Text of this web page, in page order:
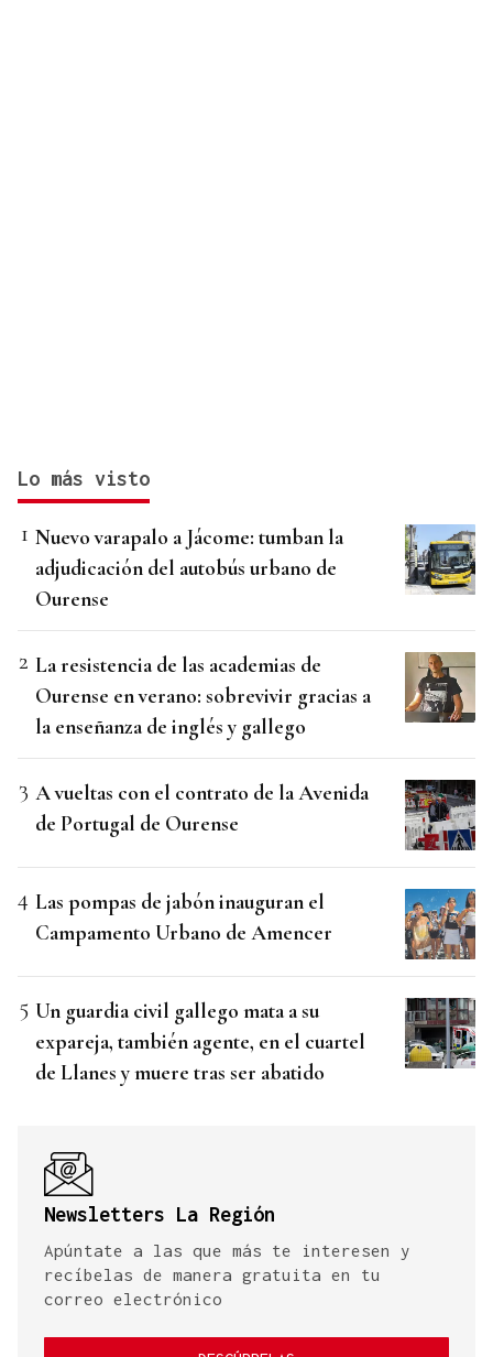
Lo más visto
Nuevo varapalo a Jácome: tumban la
adjudicación del autobús urbano de
Ourense
La resistencia de las academias de
Ourense en verano: sobrevivir gracias a
la enseñanza de inglés y gallego
A vueltas con el contrato de la Avenida
de Portugal de Ourense
Las pompas de jabón inauguran el
Campamento Urbano de Amencer
Un guardia civil gallego mata a su
expareja, también agente, en el cuartel
de Llanes y muere tras ser abatido
Newsletters La Región
Apúntate a las que más te interesen y
recíbelas de manera gratuita en tu
correo electrónico